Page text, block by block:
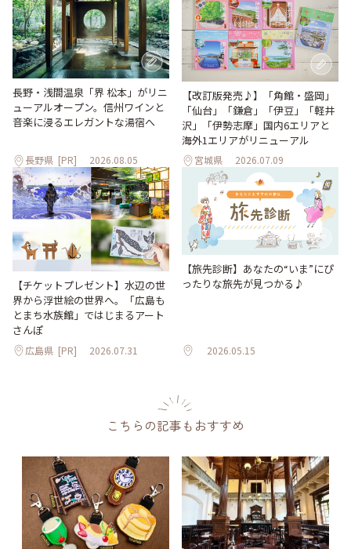
長野・浅間温泉「界 松本」がリニ
ューアルオープン。信州ワインと
音楽に浸るエレガントな湯宿へ
長野県 [PR] 2026.08.05
【改訂版発売♪】「角館・盛岡」
「仙台」「鎌倉」「伊豆」「軽井
沢」「伊勢志摩」国内6エリアと
海外1エリアがリニューアル
宮城県 2026.07.09
【チケットプレゼント】水辺の世
界から浮世絵の世界へ。「広島も
とまち水族館」ではじまるアート
さんぽ
広島県 [PR] 2026.07.31
【旅先診断】あなたの“いま”にぴ
ったりな旅先が見つかる♪
2026.05.15
こちらの記事もおすすめ